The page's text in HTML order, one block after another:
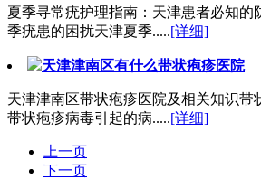
夏季寻常疣护理指南：天津患者必知的
季疣患的困扰天津夏季.....[详细]
天津津南区有什么带状疱疹医院
天津津南区带状疱疹医院及相关知识带
带状疱疹病毒引起的病.....[详细]
上一页
下一页